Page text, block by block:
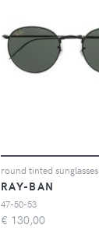
round tinted sunglasses
RAY-BAN
47-50-53
€ 130,00